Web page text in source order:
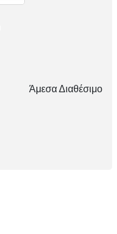
Άμεσα Διαθέσιμο